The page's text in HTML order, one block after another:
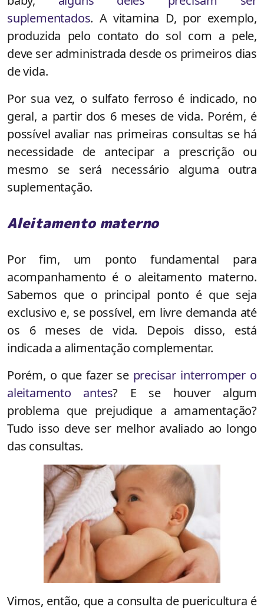
suplementados. A vitamina D, por exemplo,
produzida pelo contato do sol com a pele,
deve ser administrada desde os primeiros dias
de vida.
Por sua vez, o sulfato ferroso é indicado, no
geral, a partir dos 6 meses de vida. Porém, é
possível avaliar nas primeiras consultas se há
necessidade de antecipar a prescrição ou
mesmo se será necessário alguma outra
suplementação.
Aleitamento materno
Por fim, um ponto fundamental para
acompanhamento é o aleitamento materno.
Sabemos que o principal ponto é que seja
exclusivo e, se possível, em livre demanda até
os 6 meses de vida. Depois disso, está
indicada a alimentação complementar.
Porém, o que fazer se precisar interromper o
aleitamento antes? E se houver algum
problema que prejudique a amamentação?
Tudo isso deve ser melhor avaliado ao longo
das consultas.
Vimos, então, que a consulta de puericultura é